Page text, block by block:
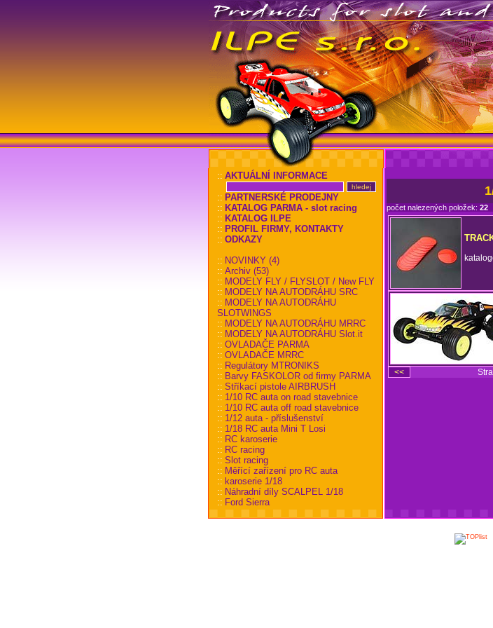
:: AKTUÁLNÍ INFORMACE
:: PARTNERSKÉ PRODEJNY
:: KATALOG PARMA - slot racing
:: KATALOG ILPE
:: PROFIL FIRMY, KONTAKTY
:: ODKAZY
:: NOVINKY (4)
:: Archiv (53)
:: MODELY FLY / FLYSLOT / New FLY
:: MODELY NA AUTODRÁHU SRC
:: MODELY NA AUTODRÁHU
SLOTWINGS
:: MODELY NA AUTODRÁHU MRRC
:: MODELY NA AUTODRÁHU Slot.it
:: OVLADAČE PARMA
:: OVLADAČE MRRC
:: Regulátory MTRONIKS
:: Barvy FASKOLOR od firmy PARMA
:: Stříkací pistole AIRBRUSH
:: 1/10 RC auta on road stavebnice
:: 1/10 RC auta off road stavebnice
:: 1/12 auta - příslušenství
:: 1/18 RC auta Mini T Losi
:: RC karoserie
:: RC racing
:: Slot racing
:: Měřící zařízení pro RC auta
:: karoserie 1/18
:: Náhradní díly SCALPEL 1/18
:: Ford Sierra
počet nalezených položek: 22
<<